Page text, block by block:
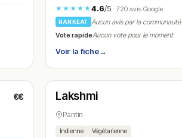
★★★★★4.6/5· 720 avis Google
RANKEAT
Aucun avis par la communauté
Vote rapideAucun vote pour le moment
Voir la fiche→
€€ N° 22
Fermé(12:00 – 14:00, 19:00 – 22:30)
Lakshmi
Pantin
Indienne Végétarienne